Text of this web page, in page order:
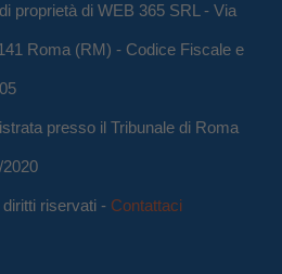
proprietà di WEB 365 SRL - Via
Roma (RM) - Codice Fiscale e
presso il Tribunale di Roma
2020
riservati - Contattaci